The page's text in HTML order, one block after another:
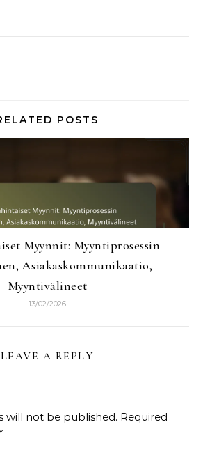
POSTS
Myynnit: Myyntiprosessin
Asiakaskommunikaatio,
Myyntivälineet
13/02/2026
LEAVE A REPLY
will not be published. Required